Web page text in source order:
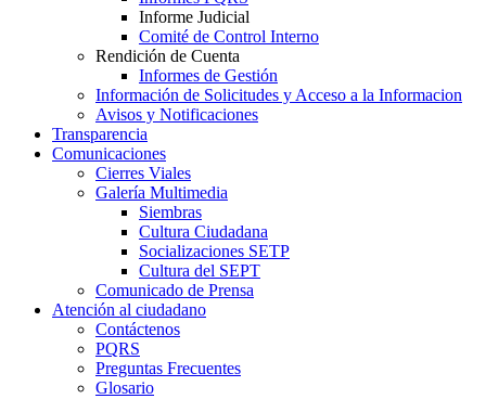
Informe Judicial
Comité de Control Interno
Rendición de Cuenta
Informes de Gestión
Información de Solicitudes y Acceso a la Informacion
Avisos y Notificaciones
Transparencia
Comunicaciones
Cierres Viales
Galería Multimedia
Siembras
Cultura Ciudadana
Socializaciones SETP
Cultura del SEPT
Comunicado de Prensa
Atención al ciudadano
Contáctenos
PQRS
Preguntas Frecuentes
Glosario